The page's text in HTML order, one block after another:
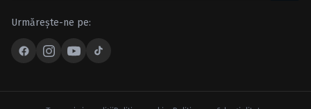
Urmărește-ne pe: